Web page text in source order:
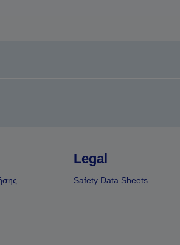
Legal
Safety Data Sheets